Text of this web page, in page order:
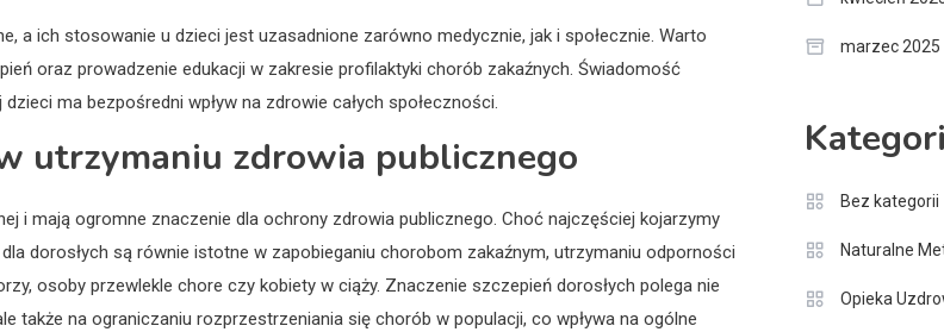
a ich stosowanie u dzieci jest uzasadnione zarówno medycznie, jak i społecznie. Warto
oraz prowadzenie edukacji w zakresie profilaktyki chorób zakaźnych. Świadomość
ma bezpośredni wpływ na zdrowie całych społeczności.
utrzymaniu zdrowia publicznego
i mają ogromne znaczenie dla ochrony zdrowia publicznego. Choć najczęściej kojarzymy
dorosłych są równie istotne w zapobieganiu chorobom zakaźnym, utrzymaniu odporności
osoby przewlekle chore czy kobiety w ciąży. Znaczenie szczepień dorosłych polega nie
także na ograniczaniu rozprzestrzeniania się chorób w populacji, co wpływa na ogólne
marzec 2025
Bez kategorii
Naturalne
Opieka